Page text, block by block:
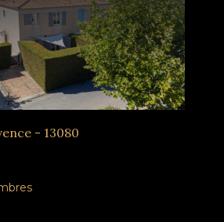
- 13080